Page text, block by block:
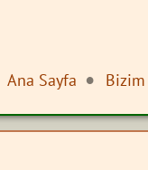
Ana Sayfa Bizim